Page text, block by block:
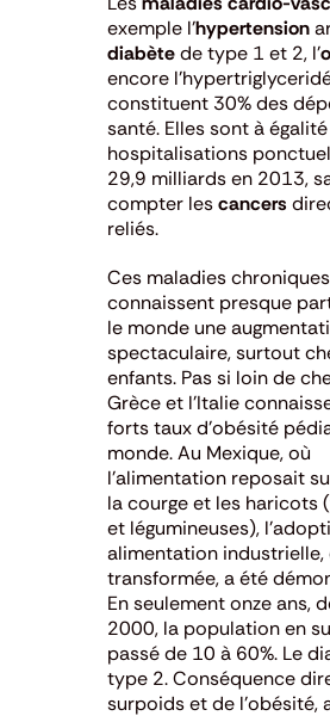
exemple l’hypertension
diabètede type 1 et 2, l’
encore
constituent 30% des
santé. Elles sont à
hospitalisations
29,9 milliards en 2013,
compter lescancers
reliés.
Ces maladies chroniques
connaissent presque
le monde une
spectaculaire, surtout
enfants. Pas si loin de
Grèce et l’Italie
forts taux d’obésité
monde. Au Mexique, où
l’alimentation reposait
la courge et les haricots
et légumineuses),
alimentation industrielle,
transformée, a été
En seulement onze ans,
2000, la population en
passé de 10 à 60%. Le
type 2. Conséquence
surpoids et de l’obésité,